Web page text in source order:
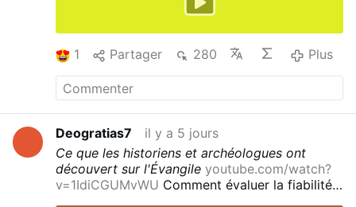
1 Partager 280 Plus
Deogratias7
il y a 5 jours
Ce que les historiens et archéologues ont
découvert sur l'Évangile youtube.com/watch?
v=1IdiCGUMvWU Comment évaluer la fiabilité